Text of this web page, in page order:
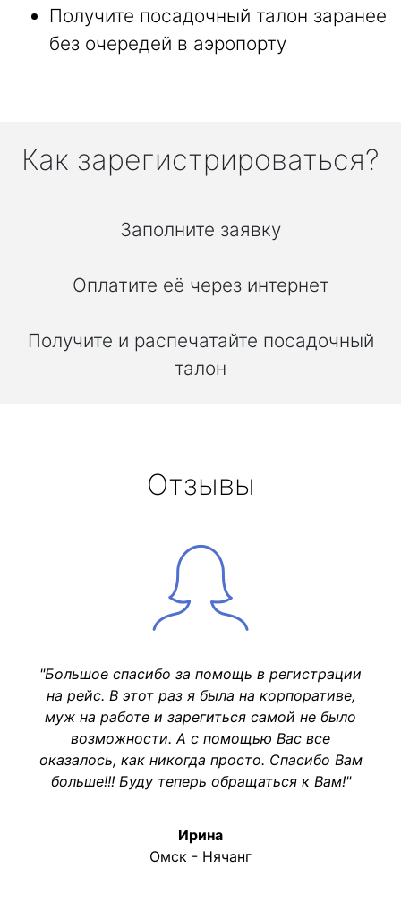
Получите посадочный талон заранее
без очередей в аэропорту
Как зарегистрироваться?
Заполните заявку
Оплатите её через интернет
Получите и распечатайте посадочный
талон
Отзывы
"Большое спасибо за помощь в регистрации
на рейс. В этот раз я была на корпоративе,
муж на работе и зарегиться самой не было
возможности. А с помощью Вас все
оказалось, как никогда просто. Спасибо Вам
больше!!! Буду теперь обращаться к Вам!"
Ирина
Омск - Нячанг